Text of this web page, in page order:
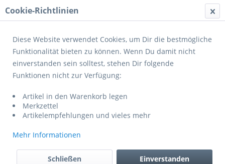
Menü
Übersicht Mountainbikes
600WH
Cookie-Richtlinien
Diese Website verwendet Cookies, um Dir die bestmögliche
Funktionalität bieten zu können. Wenn Du damit nicht
einverstanden sein solltest, stehen Dir folgende
Funktionen nicht zur Verfügung:
Artikel in den Warenkorb legen
Merkzettel
Artikelempfehlungen und vieles mehr
Mehr Informationen
Einverstanden
Schließen